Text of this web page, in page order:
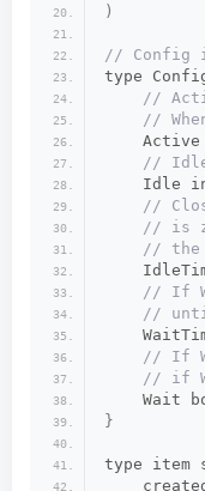
)
// Config
type
//
//
Active
// Idle
Idle
//
// is
// the
// If
//
// If
// if
Wait
}
type item